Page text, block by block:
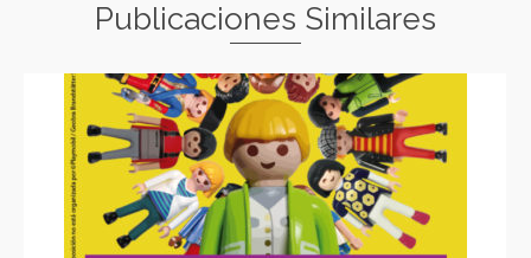
Publicaciones Similares